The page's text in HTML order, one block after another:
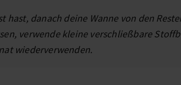
hast, danach deine Wanne von den
verwende kleine verschließbare
wiederverwenden.